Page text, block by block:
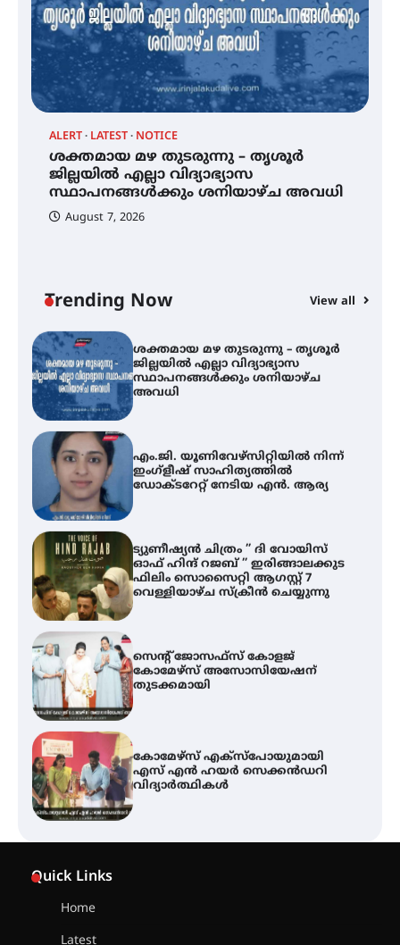
ALERT LATEST NOTICE
ശക്തമായ മഴ തുടരുന്നു – തൃശൂർ
ജില്ലയിൽ എല്ലാ വിദ്യാഭ്യാസ
സ്ഥാപനങ്ങൾക്കും ശനിയാഴ്ച അവധി
August 7, 2026
Trending Now View all
സെന്റ് ജോസഫ്സ് കോളജ്
കോമേഴ്‌സ് അസോസിയേഷന്
തുടക്കമായി
കോമേഴ്സ് എക്സ്പോയുമായി
എസ് എൻ ഹയർ സെക്കൻഡറി
വിദ്യാർത്ഥികൾ
ശക്തമായ മഴ തുടരുന്നു – തൃശൂർ
ജില്ലയിൽ എല്ലാ വിദ്യാഭ്യാസ
സ്ഥാപനങ്ങൾക്കും ശനിയാഴ്ച
അവധി
എം.ജി. യൂണിവേഴ്‌സിറ്റിയിൽ നിന്ന്
ഇംഗ്ളീഷ് സാഹിത്യത്തിൽ
ഡോക്ടറേറ്റ് നേടിയ എൻ. ആര്യ
ട്യുണീഷ്യൻ ചിത്രം ” ദി വോയിസ്
ഓഫ് ഹിന്ദ് റജബ് ” ഇരിങ്ങാലക്കുട
ഫിലിം സൊസൈറ്റി ആഗസ്റ്റ് 7
വെള്ളിയാഴ്ച സ്‌ക്രീൻ ചെയ്യുന്നു
സെന്റ് ജോസഫ്സ് കോളജ്
കോമേഴ്‌സ് അസോസിയേഷന്
തുടക്കമായി
കോമേഴ്സ് എക്സ്പോയുമായി
എസ് എൻ ഹയർ സെക്കൻഡറി
വിദ്യാർത്ഥികൾ
Quick Links
Home
Latest